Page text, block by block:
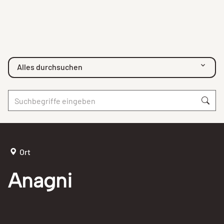
Alles durchsuchen
Ort
Anagni